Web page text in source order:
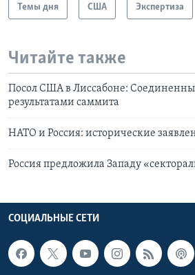
Темы дня США Экспертиза
Читайте также
Посол США в Лиссабоне:
результатами саммита
НАТО и Россия: исторические
Россия предложила Западу
СОЦИАЛЬНЫЕ СЕТИ